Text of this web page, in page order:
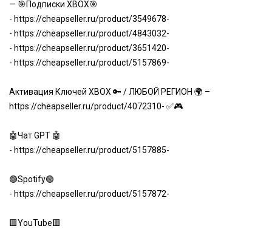
— 🎯Подписки XBOX🎯
- https://cheapseller.ru/product/3549678-
- https://cheapseller.ru/product/4843032-
- https://cheapseller.ru/product/3651420-
- https://cheapseller.ru/product/5157869-
Активация Ключей XBOX 🔑 / ЛЮБОЙ РЕГИОН 🌍 –
https://cheapseller.ru/product/4072310- ✅🎮
🤖Чат GPT 🤖
- https://cheapseller.ru/product/5157885-
🟢Spotify🟢
- https://cheapseller.ru/product/5157872-
🟥YouTube🟥